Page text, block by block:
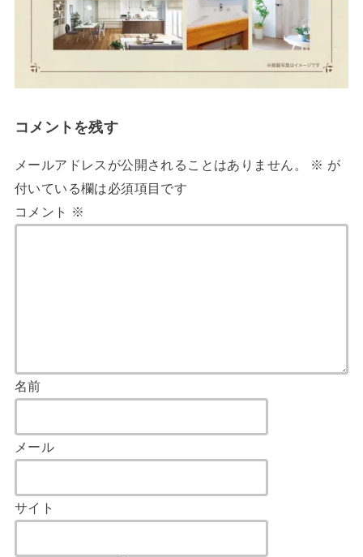
コメントを残す
メールアドレスが公開されることはありません。 ※ が
付いている欄は必須項目です
コメント
※
名前
メール
サイト